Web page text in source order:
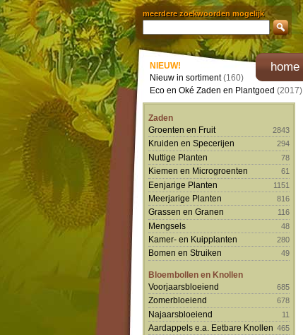
meerdere zoekwoorden mogelijk
home
NIEUW!
Nieuw in sortiment(160)
Eco en Oké Zaden en Plantgoed (2017)
Zaden
Groenten en Fruit
2843
Kruiden en Specerijen 294
Nuttige Planten 78
Kiemen en Microgroenten 61
Eenjarige Planten 1151
Meerjarige Planten 816
Grassen en Granen 116
Mengsels 48
Kamer- en Kuipplanten 280
Bomen en Struiken 49
Bloembollen en Knollen
Voorjaarsbloeiend
685
Zomerbloeiend 678
Najaarsbloeiend 11
Aardappels e.a. Eetbare Knollen 465